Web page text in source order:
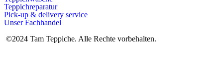
Teppichreparatur
Pick-up & delivery service
Unser Fachhandel
©2024 Tam Teppiche. Alle Rechte vorbehalten.